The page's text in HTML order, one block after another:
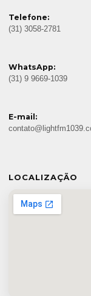
Telefone:
(31) 3058-2781
WhatsApp:
(31) 9 9669-1039
E-mail:
LOCALIZAÇÃO